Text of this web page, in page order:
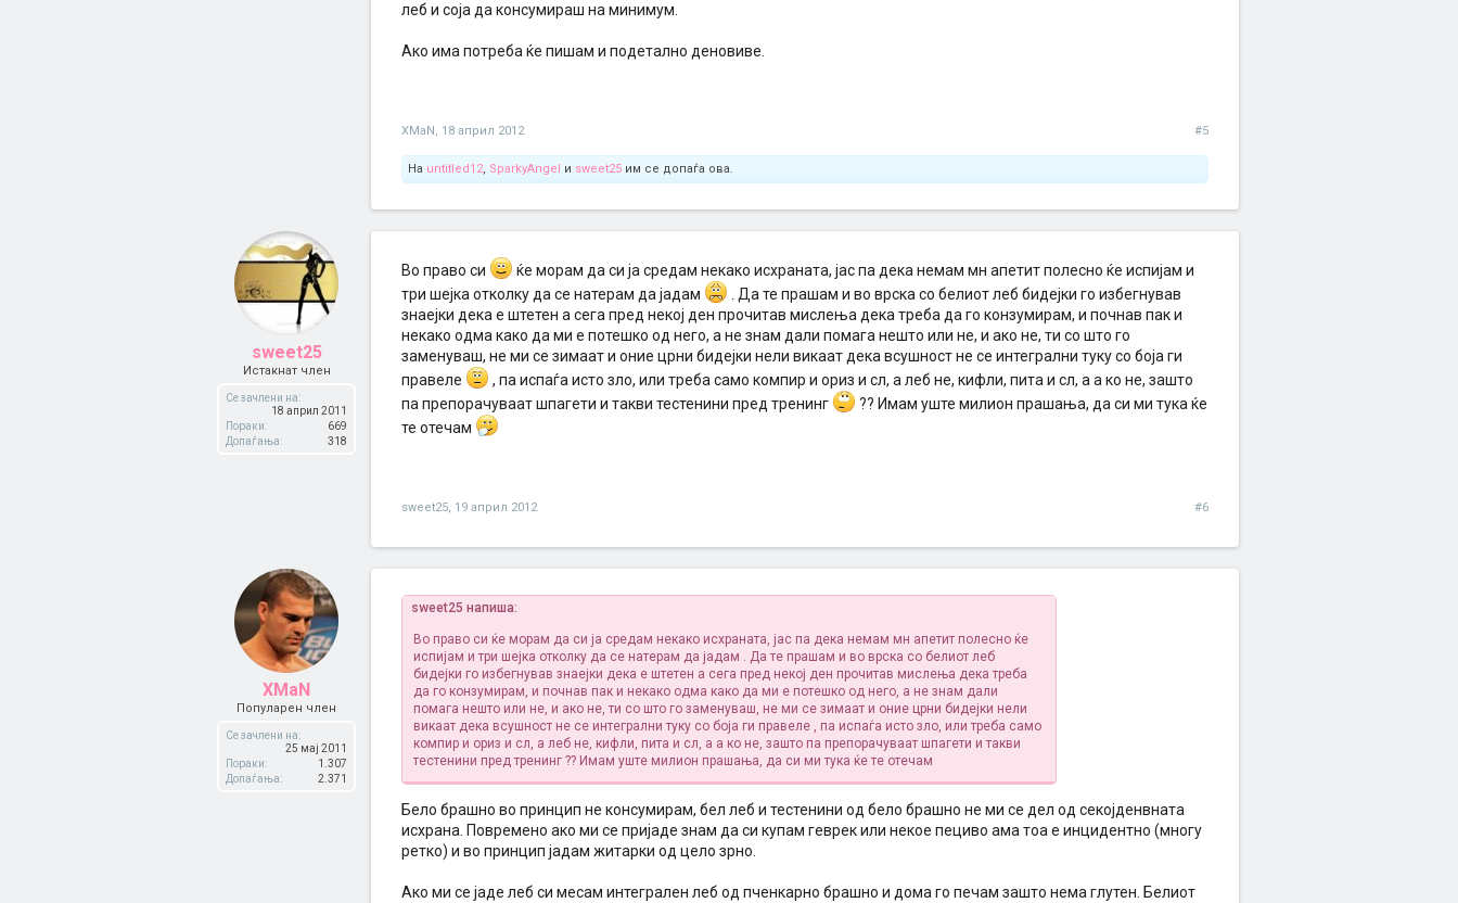
леб и соја да консумираш на минимум.
Ако има потреба ќе пишам и подетално деновиве.
XMaN, 18 април 2012 #5
На untitled12, SparkyAngel и sweet25 им се допаѓа ова.
sweet25
Истакнат член
Се зачлени на:
18 април 2011
Пораки:
669
Допаѓања:
318
Во право си
ќе морам да си ја средам некако исхраната, јас па дека немам мн апетит полесно ќе испијам и
три шејка отколку да се натерам да јадам
. Да те прашам и во врска со белиот леб бидејки го избегнував
знаејки дека е штетен а сега пред некој ден прочитав мислења дека треба да го конзумирам, и почнав пак и
некако одма како да ми е потешко од него, а не знам дали помага нешто или не, и ако не, ти со што го
заменуваш, не ми се зимаат и оние црни бидејки нели викаат дека всушност не се интегрални туку со боја ги
правеле
, па испаѓа исто зло, или треба само компир и ориз и сл, а леб не, кифли, пита и сл, а а ко не, зашто
па препорачуваат шпагети и такви тестенини пред тренинг
?? Имам уште милион прашања, да си ми тука ќе
те отечам
sweet25, 19 април 2012 #6
XMaN
Популарен член
Се зачлени на:
25 мај 2011
Пораки:
1.307
Допаѓања:
2.371
sweet25 напиша:
Во право си ќе морам да си ја средам некако исхраната, јас па дека немам мн апетит полесно ќе
испијам и три шејка отколку да се натерам да јадам . Да те прашам и во врска со белиот леб
бидејки го избегнував знаејки дека е штетен а сега пред некој ден прочитав мислења дека треба
да го конзумирам, и почнав пак и некако одма како да ми е потешко од него, а не знам дали
помага нешто или не, и ако не, ти со што го заменуваш, не ми се зимаат и оние црни бидејки нели
викаат дека всушност не се интегрални туку со боја ги правеле , па испаѓа исто зло, или треба само
компир и ориз и сл, а леб не, кифли, пита и сл, а а ко не, зашто па препорачуваат шпагети и такви
тестенини пред тренинг ?? Имам уште милион прашања, да си ми тука ќе те отечам
Бело брашно во принцип не консумирам, бел леб и тестенини од бело брашно не ми се дел од секојденвната
исхрана. Повремено ако ми се пријаде знам да си купам геврек или некое пециво ама тоа е инцидентно (многу
ретко) и во принцип јадам житарки од цело зрно.
Ако ми се јаде леб си месам интегрален леб од пченкарно брашно и дома го печам зашто нема глутен. Белиот